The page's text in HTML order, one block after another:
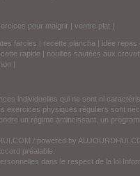
pour maigrir | ventre plat |
farcies | recette plancha | idée repas
rapide | nouilles sautées aux
|
individuelles qui ne sont ni
exercices physiques réguliers sont
un régime amincissant, un
/ powered by
préalable.
dans le respect de la loi